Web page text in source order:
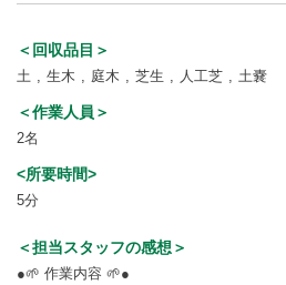
＜回収品目＞
土 生木 庭木 芝生 人工芝 土嚢
＜作業人員＞
2名
<所要時間>
5分
＜担当スタッフの感想＞
●🌱 作業内容 🌱●